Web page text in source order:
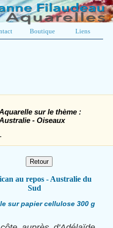
Boutique Liens
sur le thème :
- Oiseaux
au repos - Australie du
Sud
sur papier cellulose 300 g